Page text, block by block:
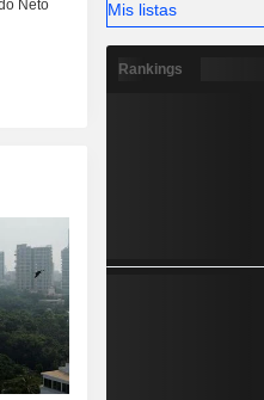
Mis listas
Rankings